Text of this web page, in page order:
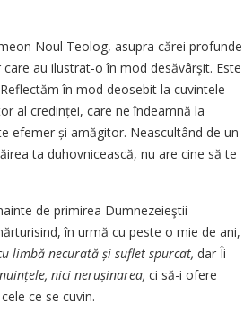
Noul Teolog, asupra cărei profunde
au ilustrat-o în mod desăvârşit. Este
în mod deosebit la cuvintele
al credinței, care ne îndeamnă la
efemer și amăgitor. Neascultând de un
ta duhovnicească, nu are cine să te
de primirea Dumnezeieştii
în urmă cu peste o mie de ani,
limbă necurată și suflet spurcat, dar Îi
nici nerușinarea, ci să-i ofere
ce se cuvin.